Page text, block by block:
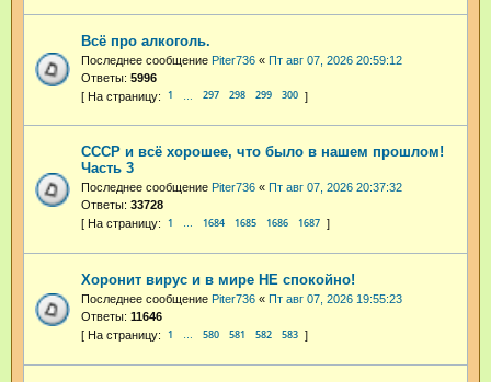
Всё про алкоголь.
Последнее сообщение Piter736 « Пт авг 07, 2026 20:59:12
Ответы: 5996
1 297 298 299 300
СССР и всё хорошее, что было в нашем прошлом!
Часть 3
Последнее сообщение Piter736 « Пт авг 07, 2026 20:37:32
Ответы: 33728
1 … 1684 1685 1686 1687
Хоронит вирус и в мире НЕ спокойно!
Последнее сообщение Piter736 « Пт авг 07, 2026 19:55:23
Ответы: 11646
1 … 580 581 582 583